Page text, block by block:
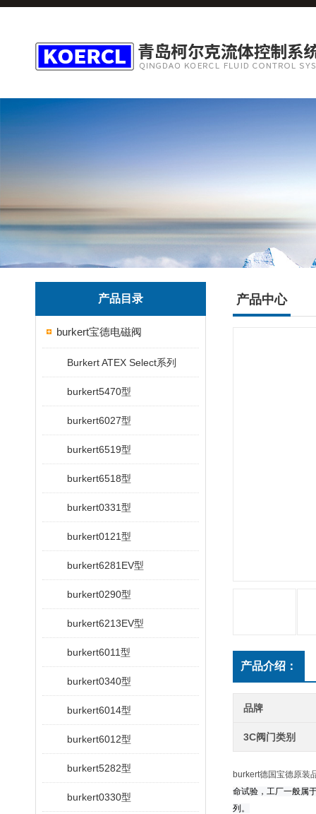
产品目录
burkert宝德电磁阀
Burkert ATEX Select系列
burkert5470型
burkert6027型
burkert6519型
burkert6518型
burkert0331型
burkert0121型
burkert6281EV型
burkert0290型
burkert6213EV型
burkert6011型
burkert0340型
burkert6014型
burkert6012型
burkert5282型
burkert0330型
产品中心
产品介绍：
品牌
3C阀门类别
burkert德国宝德原装
命试验，工厂一般属
列。